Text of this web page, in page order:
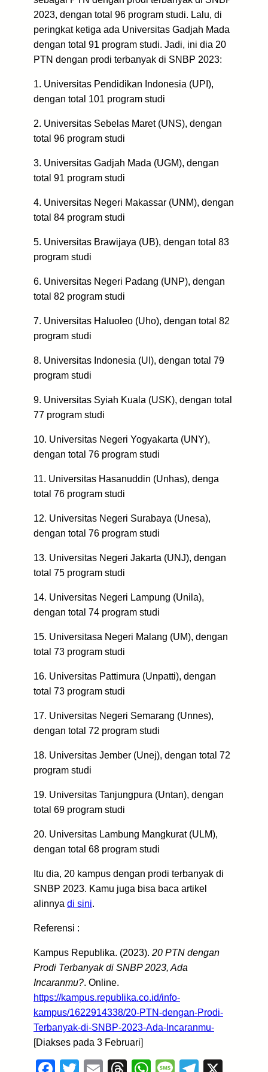
2023, dengan total 96 program studi. Lalu, di
peringkat ketiga ada Universitas Gadjah Mada
dengan total 91 program studi. Jadi, ini dia 20
PTN dengan prodi terbanyak di SNBP 2023:
1. Universitas Pendidikan Indonesia (UPI),
dengan total 101 program studi
2. Universitas Sebelas Maret (UNS), dengan
total 96 program studi
3. Universitas Gadjah Mada (UGM), dengan
total 91 program studi
4. Universitas Negeri Makassar (UNM), dengan
total 84 program studi
5. Universitas Brawijaya (UB), dengan total 83
program studi
6. Universitas Negeri Padang (UNP), dengan
total 82 program studi
7. Universitas Haluoleo (Uho), dengan total 82
program studi
8. Universitas Indonesia (UI), dengan total 79
program studi
9. Universitas Syiah Kuala (USK), dengan total
77 program studi
10. Universitas Negeri Yogyakarta (UNY),
dengan total 76 program studi
11. Universitas Hasanuddin (Unhas), denga
total 76 program studi
12. Universitas Negeri Surabaya (Unesa),
dengan total 76 program studi
13. Universitas Negeri Jakarta (UNJ), dengan
total 75 program studi
14. Universitas Negeri Lampung (Unila),
dengan total 74 program studi
15. Universitasa Negeri Malang (UM), dengan
total 73 program studi
16. Universitas Pattimura (Unpatti), dengan
total 73 program studi
17. Universitas Negeri Semarang (Unnes),
dengan total 72 program studi
18. Universitas Jember (Unej), dengan total 72
program studi
19. Universitas Tanjungpura (Untan), dengan
total 69 program studi
20. Universitas Lambung Mangkurat (ULM),
dengan total 68 program studi
Itu dia, 20 kampus dengan prodi terbanyak di
SNBP 2023. Kamu juga bisa baca artikel
alinnya di sini.
Referensi :
Kampus Republika. (2023). 20 PTN dengan
Prodi Terbanyak di SNBP 2023, Ada
Incaranmu?. Online.
https://kampus.republika.co.id/info-
kampus/1622914338/20-PTN-dengan-Prodi-
Terbanyak-di-SNBP-2023-Ada-Incaranmu-
[Diakses pada 3 Februari]